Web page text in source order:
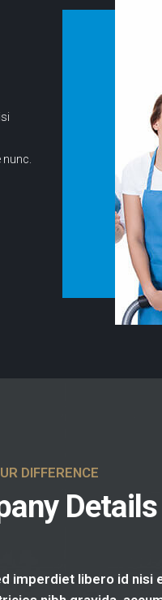
DIFFERENCE
Details
imperdiet libero id nisi